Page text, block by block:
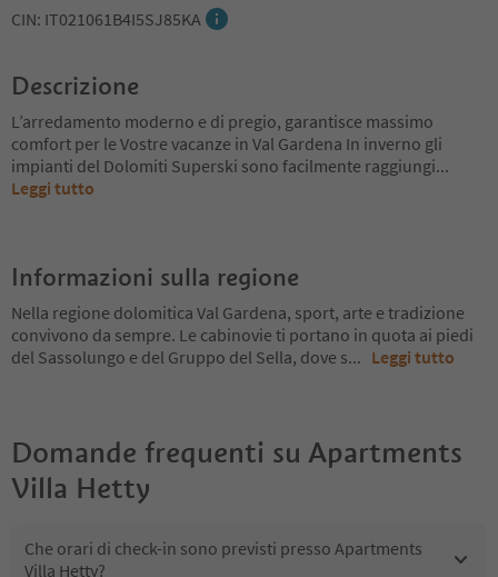
CIN: IT021061B4I5SJ85KA
Descrizione
L’arredamento moderno e di pregio, garantisce massimo
comfort per le Vostre vacanze in Val Gardena In inverno gli
impianti del Dolomiti Superski sono facilmente raggiungi...
Leggi tutto
Informazioni sulla regione
Nella regione dolomitica Val Gardena, sport, arte e tradizione
convivono da sempre. Le cabinovie ti portano in quota ai piedi
del Sassolungo e del Gruppo del Sella, dove s... Leggi tutto
Domande frequenti su Apartments
Villa Hetty
Che orari di check-in sono previsti presso Apartments
Villa Hetty?